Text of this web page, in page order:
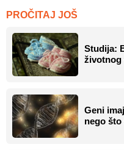
PROČITAJ JOŠ
Studija:
životnog
Geni
nego